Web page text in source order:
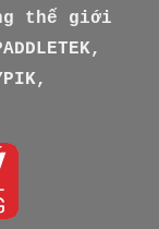
thế giới